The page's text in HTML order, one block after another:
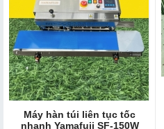
Máy hàn túi liên tục tốc
nhanh Yamafuji SF-150W